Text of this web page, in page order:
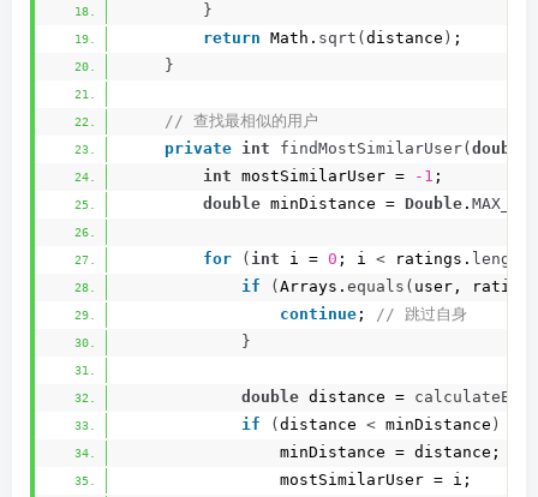
}
return Math. sqrt ( distance ) ;
}
// 查找最相似的用户
private int findMostSimilarUser( double
int mostSimilarUser = -1 ;
double minDistance = Double .
for ( int i = 0 ; i < ratings. length
if
( Arrays. equals ( user, ratings
continue ;
// 跳过自身
}
double distance =
if
( distance < minDistance )
                minDistance = distance;
                mostSimilarUser = i;